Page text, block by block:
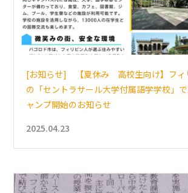
[お知らせ] 【夏休み 高校生向け】フィ
の「セントラサール大学付属語学学校」
ャンプ開始のお知らせ
2025.04.23